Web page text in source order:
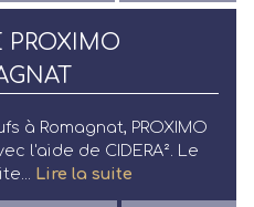
PROXIMO
à Romagnat, PROXIMO
l'aide de CIDERA². Le
Lire la suite